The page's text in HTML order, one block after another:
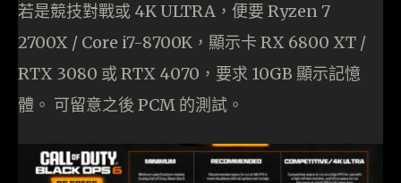
若是競技對戰或 4K ULTRA，便要 Ryzen 7
2700X / Core i7-8700K，顯示卡 RX 6800 XT /
RTX 3080 或 RTX 4070，要求 10GB 顯示記憶
體。 可留意之後 PCM 的測試。